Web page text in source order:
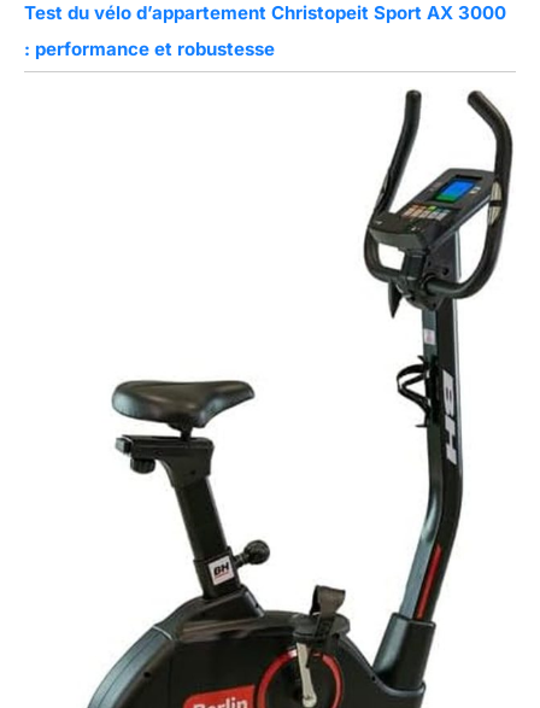
Test du vélo d’appartement Christopeit Sport AX 3000
: performance et robustesse